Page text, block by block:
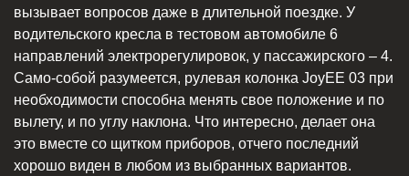
вызывает вопросов даже в длительной поездке. У
водительского кресла в тестовом автомобиле 6
направлений электрорегулировок, у пассажирского – 4.
Само-собой разумеется, рулевая колонка JoyEE 03 при
необходимости способна менять свое положение и по
вылету, и по углу наклона. Что интересно, делает она
это вместе со щитком приборов, отчего последний
хорошо виден в любом из выбранных вариантов.